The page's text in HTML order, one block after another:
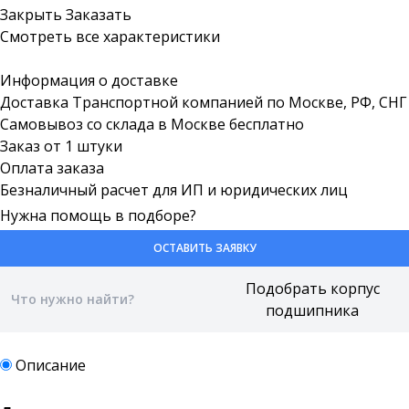
Закрыть Заказать
Смотреть все характеристики
Информация о доставке
Доставка Транспортной компанией по Москве, РФ, СНГ
Самовывоз со склада в Москве бесплатно
Заказ от 1 штуки
Оплата заказа
Безналичный расчет для ИП и юридических лиц
Нужна помощь в подборе?
ОСТАВИТЬ ЗАЯВКУ
Описание